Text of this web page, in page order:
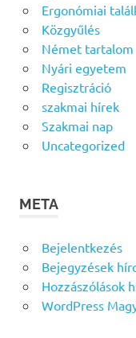
Ergonómiai
Közgyűlés
Német tartalom
Nyári egyetem
Regisztráció
szakmai hírek
Szakmai nap
Uncategorized
META
Bejelentkezés
Bejegyzések
Hozzászólások
WordPress